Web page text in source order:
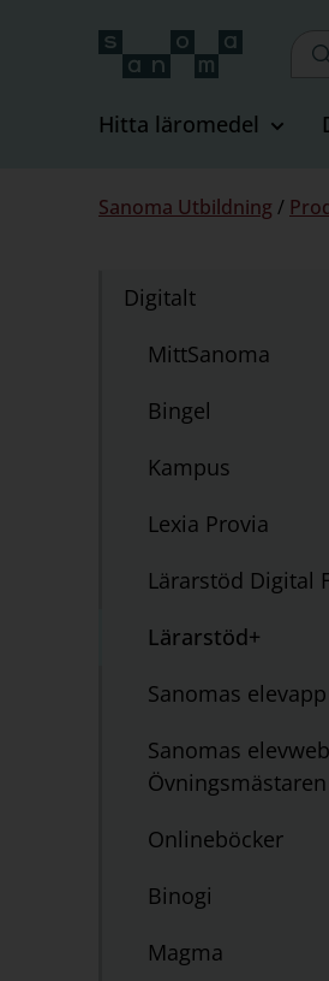
Sök
Hitta läromedel
Du
Sanoma Utbildning /
Undernavigering
"Produkter"
Digitalt
MittSanoma
Bingel
Kampus
Lexia Provia
Lärarstöd Digital
Lärarstöd+
Sanomas
Sanomas
Övningsmästaren
Onlineböcker
Binogi
Magma